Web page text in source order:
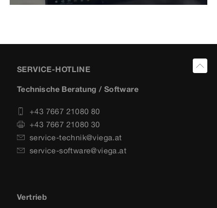
SERVICE-HOTLINE
Technische Beratung / Software
+43 7667 21080 80
+43 7667 21080 30
service-technik@viega.at
service-software@viega.at
Vertrieb